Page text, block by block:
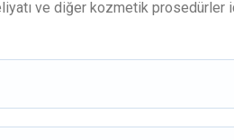
ve diğer kozmetik prosedürler